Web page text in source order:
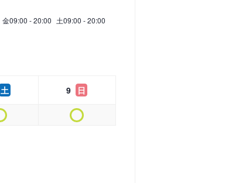
金09:00 - 20:00 土09:00 - 20:00
土 9 日